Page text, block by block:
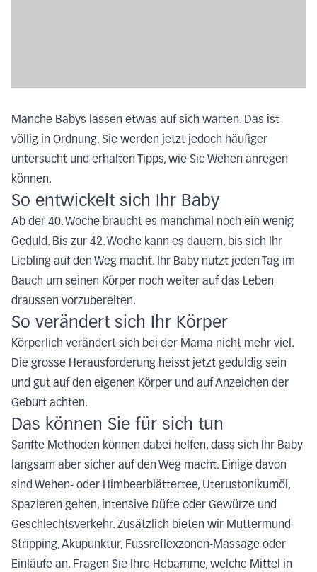
Manche Babys lassen etwas auf sich warten. Das ist
völlig in Ordnung. Sie werden jetzt jedoch häufiger
untersucht und erhalten Tipps, wie Sie Wehen anregen
können.
So entwickelt sich Ihr Baby
Ab der 40. Woche braucht es manchmal noch ein wenig
Geduld. Bis zur 42. Woche kann es dauern, bis sich Ihr
Liebling auf den Weg macht. Ihr Baby nutzt jeden Tag im
Bauch um seinen Körper noch weiter auf das Leben
draussen vorzubereiten.
So verändert sich Ihr Körper
Körperlich verändert sich bei der Mama nicht mehr viel.
Die grosse Herausforderung heisst jetzt geduldig sein
und gut auf den eigenen Körper und auf Anzeichen der
Geburt achten.
Das können Sie für sich tun
Sanfte Methoden können dabei helfen, dass sich Ihr Baby
langsam aber sicher auf den Weg macht. Einige davon
sind Wehen- oder Himbeerblättertee, Uterustonikumöl,
Spazieren gehen, intensive Düfte oder Gewürze und
Geschlechtsverkehr. Zusätzlich bieten wir Muttermund-
Stripping, Akupunktur, Fussreflexzonen-Massage oder
Einläufe an. Fragen Sie Ihre Hebamme, welche Mittel in